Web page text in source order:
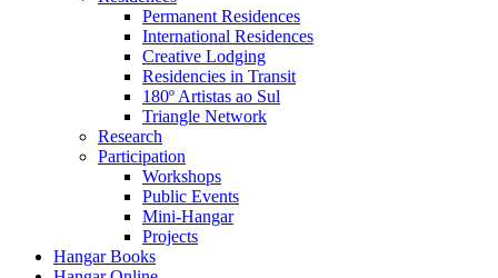
Permanent Residences
International Residences
Creative Lodging
Residencies in Transit
180º Artistas ao Sul
Triangle Network
Research
Participation
Workshops
Public Events
Mini-Hangar
Projects
Hangar Books